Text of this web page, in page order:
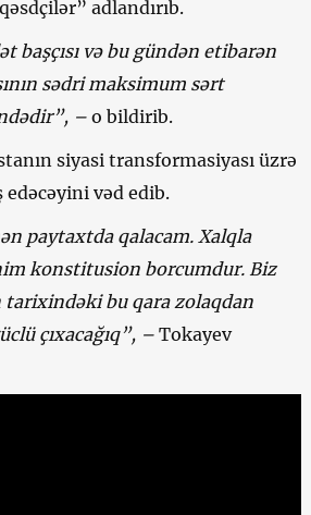
adlandırıb.
başçısı və bu gündən etibarən
sədri maksimum sərt
– o bildirib.
siyasi transformasiyası üzrə
edəcəyini vəd edib.
paytaxtda qalacam. Xalqla
konstitusion borcumdur. Biz
tarixindəki bu qara zolaqdan
çıxacağıq”, – Tokayev